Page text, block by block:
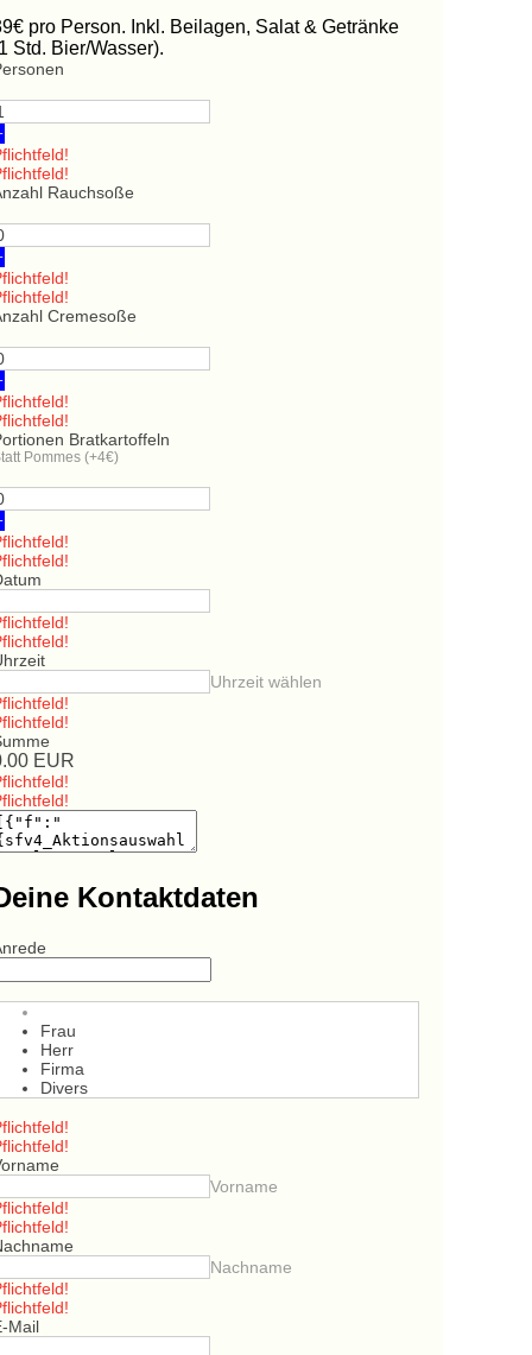
pro Person. Inkl. Beilagen, Salat & Getränke
Std. Bier/Wasser).
Rauchsoße
Cremesoße
Bratkartoffeln
Pommes (+4€)
Uhrzeit wählen
EUR
Kontaktdaten
Frau
Herr
Firma
Divers
Vorname
Nachname
Mail